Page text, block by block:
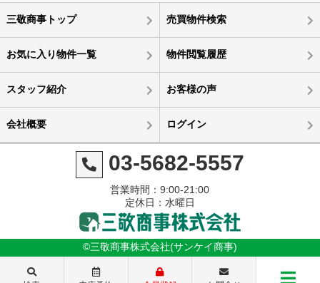
三敬商事トップ 売買物件検索
お気に入り物件一覧 物件閲覧履歴
スタッフ紹介 お客様の声
会社概要 ログイン
03-5682-5557
営業時間：9:00-21:00
定休日：水曜日
©三敬商事株式会社(サンケイ商事)